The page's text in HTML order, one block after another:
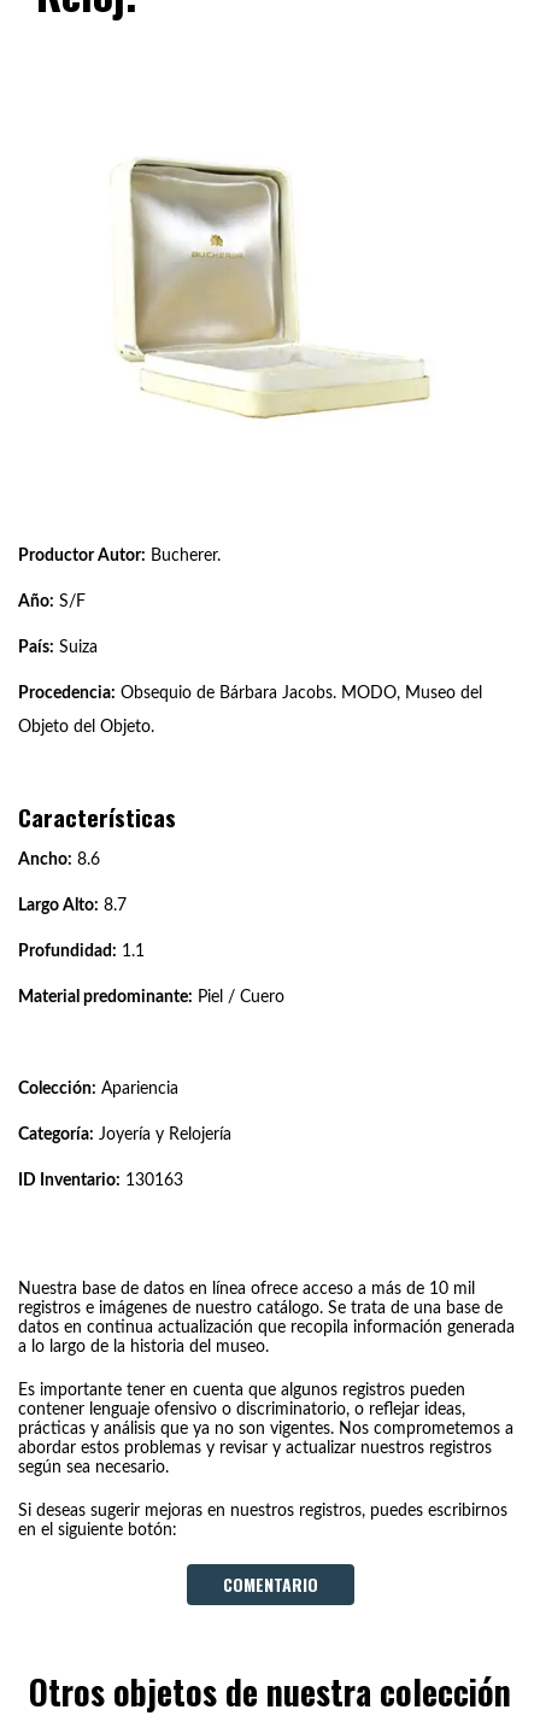
Productor Autor: Bucherer.
Año: S/F
País: Suiza
Procedencia: Obsequio de Bárbara Jacobs. MODO, Museo del
Objeto del Objeto.
Características
Ancho: 8.6
Largo Alto: 8.7
Profundidad: 1.1
Material predominante: Piel / Cuero
Colección: Apariencia
Categoría: Joyería y Relojería
ID Inventario: 130163
Nuestra base de datos en línea ofrece acceso a más de 10 mil
registros e imágenes de nuestro catálogo. Se trata de una base de
datos en continua actualización que recopila información generada
a lo largo de la historia del museo.
Es importante tener en cuenta que algunos registros pueden
contener lenguaje ofensivo o discriminatorio, o reflejar ideas,
prácticas y análisis que ya no son vigentes. Nos comprometemos a
abordar estos problemas y revisar y actualizar nuestros registros
según sea necesario.
Si deseas sugerir mejoras en nuestros registros, puedes escribirnos
en el siguiente botón:
COMENTARIO
Otros objetos de nuestra colección